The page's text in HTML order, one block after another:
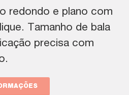
redondo e plano com
Tamanho de bala
precisa com